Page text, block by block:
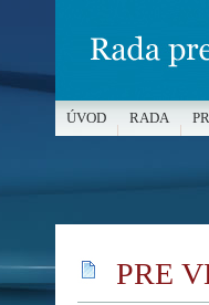
PRE
ÚVOD RADA